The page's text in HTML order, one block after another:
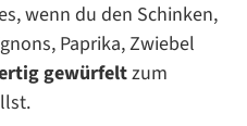
wenn du den Schinken,
Paprika, Zwiebel
gewürfeltzum